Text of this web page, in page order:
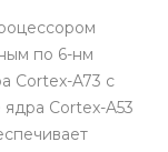
по 6-нм
Cortex-A73 с
ядра Cortex-A53